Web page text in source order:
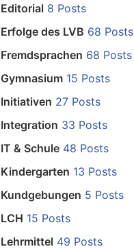
Editorial 8 Posts
Erfolge des LVB 68 Posts
Fremdsprachen 68 Posts
Gymnasium 15 Posts
Initiativen 27 Posts
Integration 33 Posts
IT & Schule 48 Posts
Kindergarten 13 Posts
Kundgebungen 5 Posts
LCH 15 Posts
Lehrmittel 49 Posts